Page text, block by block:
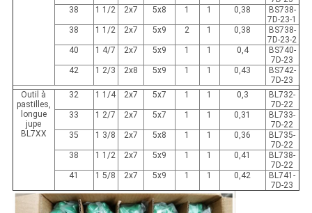
38
1 1/2 2x7 5x8 1 1 0,38
BS738-
7D-23-1
38
1 1/2 2x7 5x9 2 1 0,38
BS738-
7D-23-2
40
1 4/7 2x7 5x9 1 1 0,4
BS740-
7D-23
42
1 2/3 2x8 5x9 1 1 0,43
BS742-
7D-23
Outil à
pastilles,
longue
jupe
BL7XX
32 1 1/4 2x7 5x7 1 1 0,3
BL732-
7D-22
33
1 2/7 2x7 5x7 1 1 0,31
BL733-
7D-22
35
1 3/8 2x7 5x8 1 1 0,36
BL735-
7D-22
38
1 1/2 2x7 5x9 1 1 0,41
BL738-
7D-22
41
1 5/8 2x7 5x9 1 1 0,42
BL741-
7D-23